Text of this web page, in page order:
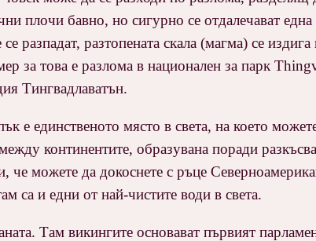
плочи бавно, но сигурно се отдалечават
разпадат, разтопената скала (магма) се издига
за това е разлома в национален за парк
Тингвадлаватън.
е единственото място в света, на което
континентите, образувана поради
че можете да докоснете с ръце
са и едни от най-чистите води в света.
Там викингите основават първият